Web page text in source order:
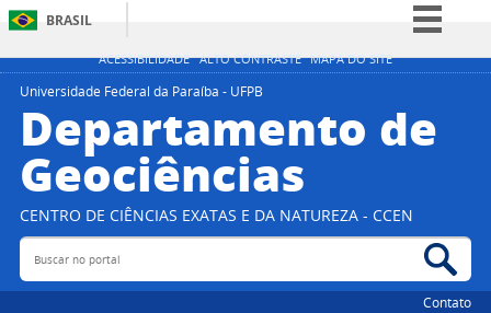
ACESSIBILIDADE ALTO CONTRASTE MAPA DO SITE
BRASIL
Simplifique!
Participe
Universidade Federal da Paraíba - UFPB
Departamento de
Geociências
CENTRO DE CIÊNCIAS EXATAS E DA NATUREZA - CCEN
Buscar no portal
Contato